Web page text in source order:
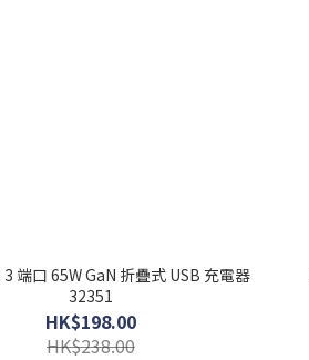
端口 65W GaN 折疊式 USB 充電器
32351
HK$198.00
HK$238.00